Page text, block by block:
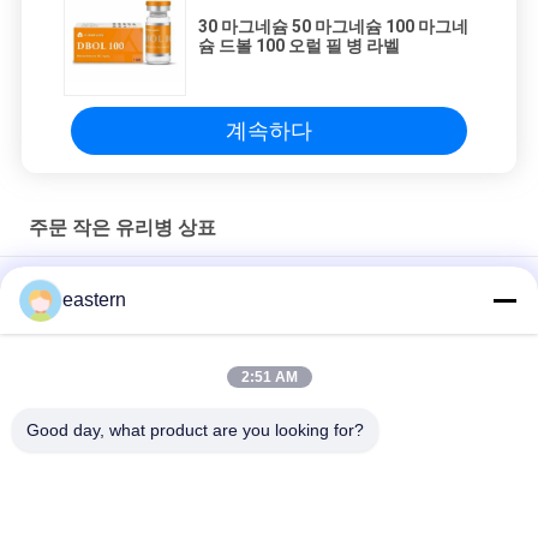
30 마그네슘 50 마그네슘 100 마그네
슘 드볼 100 오럴 필 병 라벨
계속하다
주문 작은 유리병 상표
Sus 250 10ml 유리 바이알 라벨
10ml 병용 맞춤형 인쇄 스티커 개인화된 라벨
HG H 100IU 10 플라스크 라벨 소마트로핀 1 플라스크 라벨 스티커
eastern
2:51 AM
Good day, what product are you looking for?